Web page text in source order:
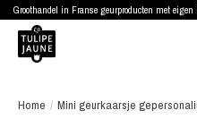
Groothandel in Franse geurproducten met eigen
Home / Mini geurkaarsje